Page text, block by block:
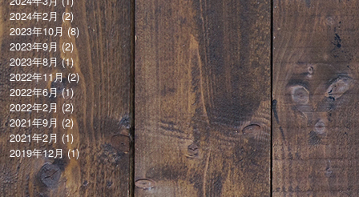
2024年2月(2)
2023年10月(8)
2023年9月(2)
2023年8月(1)
2022年11月(2)
2022年6月(1)
2022年2月(2)
2021年9月 (2)
2021年2月(1)
2019年12月(1)